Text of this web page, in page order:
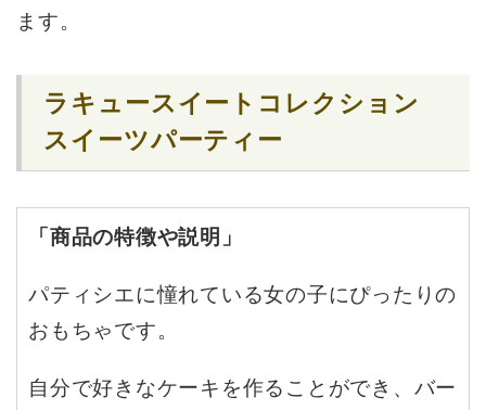
ます。
ラキュースイートコレクション
スイーツパーティー
「商品の特徴や説明」
パティシエに憧れている女の子にぴったりの
おもちゃです。
自分で好きなケーキを作ることができ、バー